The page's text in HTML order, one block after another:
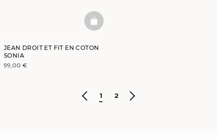
JEAN DROIT ET FIT EN COTON
SONIA
99,00 €
BASKETFULL
1 2